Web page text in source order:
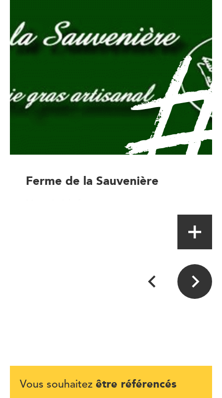
Ferme de la Sauvenière
Vous souhaitez être référencés